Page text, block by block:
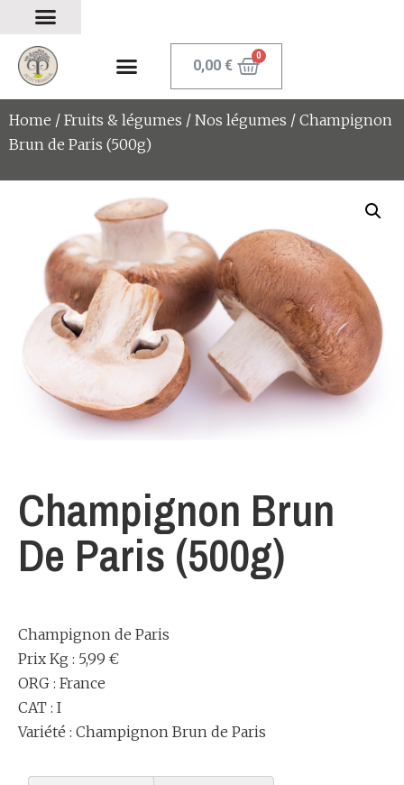
0,00€
Home / Fruits & légumes / Nos légumes / Champignon
Brun de Paris (500g)
Champignon Brun
De Paris (500g)
Champignon de Paris
Prix Kg : 5,99 €
ORG : France
CAT : I
Variété : Champignon Brun de Paris